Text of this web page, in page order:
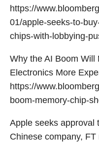
https://
01/apple-seeks-to-
chips-with-lobbying-
Why the AI Boom Will
Electronics More
https://
boom-memory-chip-
Apple seeks approval
Chinese company, FT